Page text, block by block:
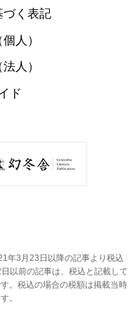
づく表記
人）
人）
ド
年3月23日以降の記事より税込
以前の記事は、税込と記載して
。 税込の場合の税額は掲載当時
。